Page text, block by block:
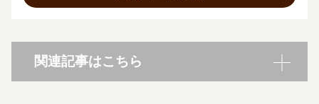
関連記事はこちら